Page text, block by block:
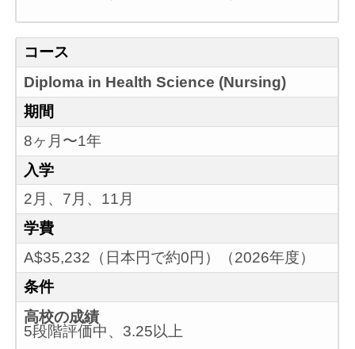
コース
Diploma in Health Science (Nursing)
期間
8ヶ月〜1年
入学
2月、7月、11月
学費
A$35,232（日本円で約0円）（2026年度）
条件
高校の成績
5段階評価中、3.25以上